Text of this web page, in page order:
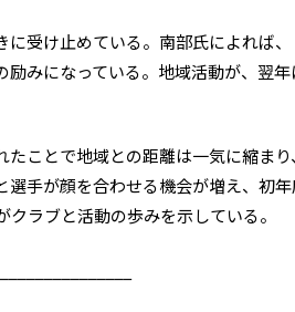
に受け止めている。南部氏によれば
みになっている。地域活動が、翌
たことで地域との距離は一気に縮ま
手が顔を合わせる機会が増え、初
ラブと活動の歩みを示している。